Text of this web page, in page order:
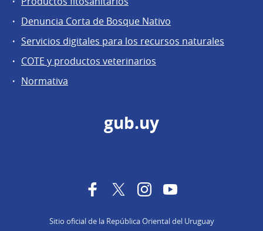
Denuncia Corta de Bosque Nativo
Servicios digitales para los recursos naturales
COTE y productos veterinarios
Normativa
gub.uy
FacebookTwitterInstagramYouTube
Sitio oficial de la República Oriental del Uruguay